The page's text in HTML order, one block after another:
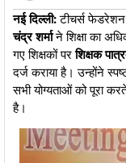
नई दिल्ली:टीचर्स फेडरेशन
चंद्र शर्माने शिक्षा का
गए शिक्षकों परशिक्षक
दर्ज कराया है। उन्होंने
सभी योग्यताओं को पूरा
है।